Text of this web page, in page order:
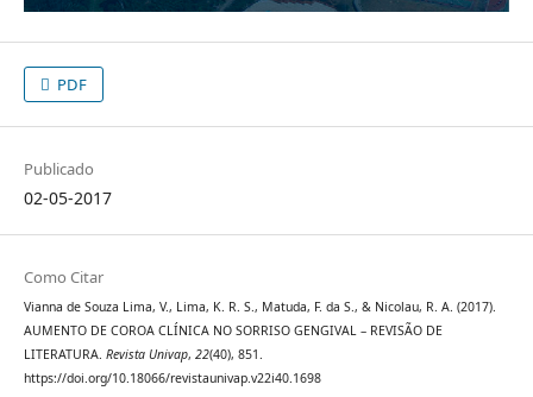
PDF
Publicado
02-05-2017
Como Citar
Vianna de Souza Lima, V., Lima, K. R. S., Matuda, F. da S., & Nicolau, R. A. (2017).
AUMENTO DE COROA CLÍNICA NO SORRISO GENGIVAL – REVISÃO DE
LITERATURA. Revista Univap, 22(40), 851.
https://doi.org/10.18066/revistaunivap.v22i40.1698